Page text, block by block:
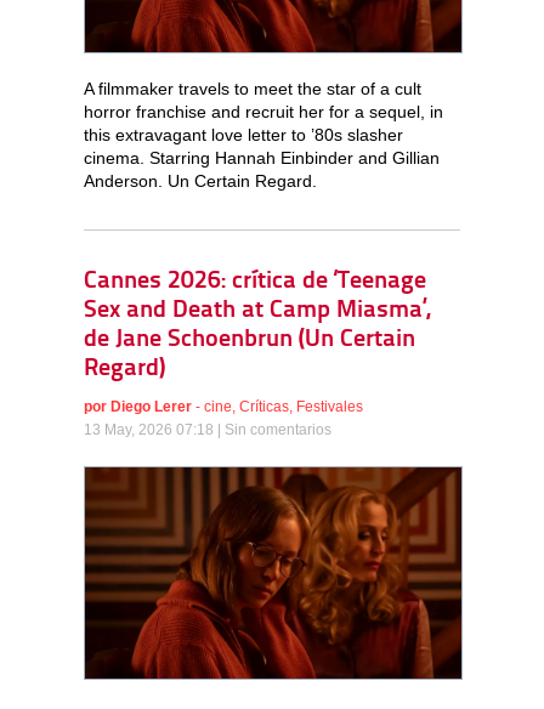
A filmmaker travels to meet the star of a cult
horror franchise and recruit her for a sequel, in
this extravagant love letter to ’80s slasher
cinema. Starring Hannah Einbinder and Gillian
Anderson. Un Certain Regard.
Cannes 2026: crítica de ‘Teenage
Sex and Death at Camp Miasma’,
de Jane Schoenbrun (Un Certain
Regard)
por Diego Lerer - cine Críticas Festivales
13 May, 2026 07:18 | Sin comentarios